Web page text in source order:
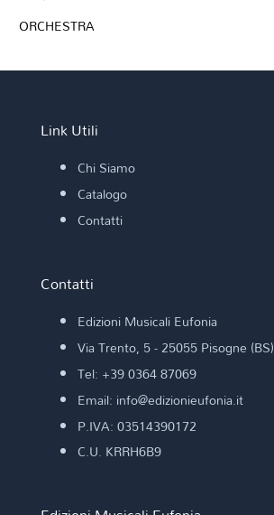
ORCHESTRA
Link Utili
Chi Siamo
Catalogo
Contatti
Contatti
Edizioni Musicali Eufonia
Via Trento, 5 - 25055 Pisogne (BS)
Tel: +39 0364 87069
Email: info@edizionieufonia.it
P.IVA: 03514390172
C.U. KRRH6B9